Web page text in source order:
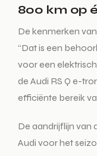
800 km op
De kenmerken
“Dat is een
voor een
de Audi RS Q e-
efficiënte bereik
De aandrijflijn van
Audi voor het